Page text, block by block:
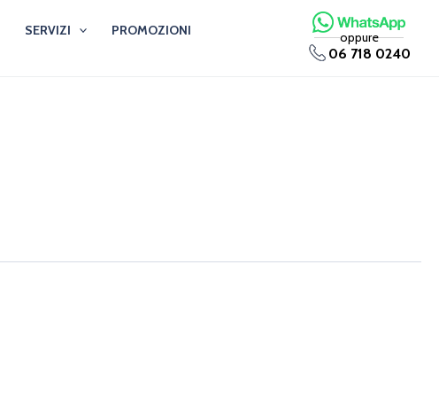
SERVIZI
PROMOZIONI
oppure
06 718 0240